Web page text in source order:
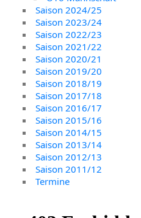
Saison 2024/25
Saison 2023/24
Saison 2022/23
Saison 2021/22
Saison 2020/21
Saison 2019/20
Saison 2018/19
Saison 2017/18
Saison 2016/17
Saison 2015/16
Saison 2014/15
Saison 2013/14
Saison 2012/13
Saison 2011/12
Termine